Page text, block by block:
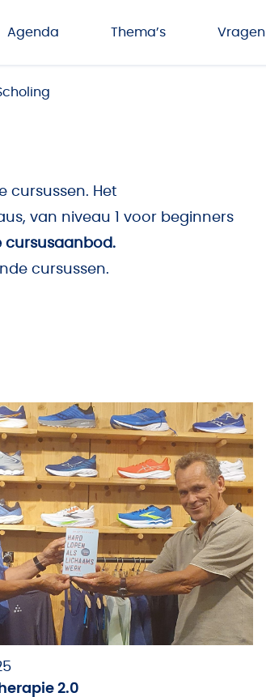
Agenda Thema’s Vragen
cursussen. Het
van niveau 1 voor beginners
cursusaanbod.
cursussen.
2.0